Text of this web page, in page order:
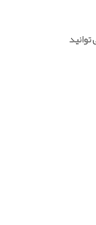
هم اکنون می توانید